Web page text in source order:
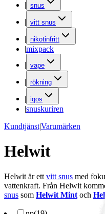
| snus
| vitt snus
| nikotinfritt
|mixpack
| vape
| rökning
| iqos
|snuskuriren
Kundtjänst|Varumärken
Helwit
Helwit är ett vitt snus med
vattenkraft. Från Helwit
snus som Helwit Mint och